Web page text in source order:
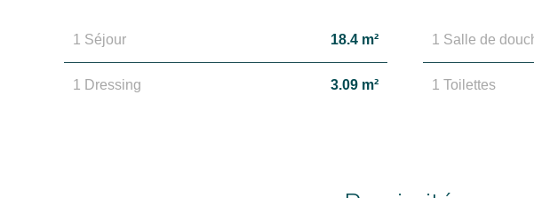
1 Séjour 18.4 m²
1 Dressing 3.09 m²
1 Salle de
1 Toilettes